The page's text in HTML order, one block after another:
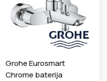
Grohe Eurosmart
Chrome baterija